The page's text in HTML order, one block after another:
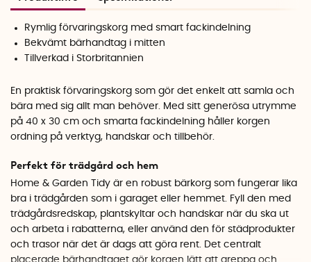
Rymlig förvaringskorg med smart fackindelning
Bekvämt bärhandtag i mitten
Tillverkad i Storbritannien
En praktisk förvaringskorg som gör det enkelt att samla och
bära med sig allt man behöver. Med sitt generösa utrymme
på 40 x 30 cm och smarta fackindelning håller korgen
ordning på verktyg, handskar och tillbehör.
Perfekt för trädgård och hem
Home & Garden Tidy är en robust bärkorg som fungerar lika
bra i trädgården som i garaget eller hemmet. Fyll den med
trädgårdsredskap, plantskyltar och handskar när du ska ut
och arbeta i rabatterna, eller använd den för städprodukter
och trasor när det är dags att göra rent. Det centralt
placerade bärhandtaget gör korgen lätt att greppa och